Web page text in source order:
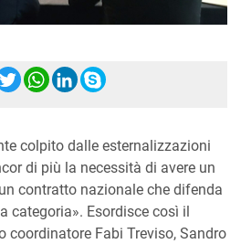
Twitter
WhatsApp
LinkedIn
Skype
colpito dalle esternalizzazioni
di più la necessità di avere un
contratto nazionale che difenda
categoria». Esordisce così il
coordinatore Fabi Treviso, Sandro